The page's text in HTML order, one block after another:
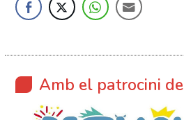
Amb el patrocini de